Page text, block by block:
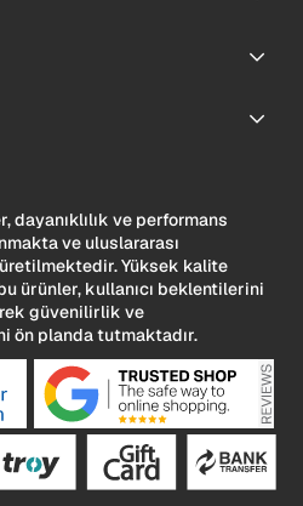
dayanıklılık ve performans
ve uluslararası
Yüksek kalite
ürünler, kullanıcı beklentilerini
güvenilirlik ve
planda tutmaktadır.